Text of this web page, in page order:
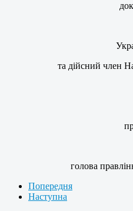
та дійсний член
голова
Попередня
Наступна